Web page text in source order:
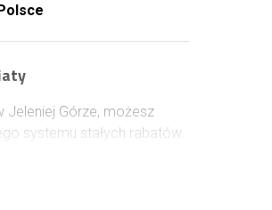
Jeleniej Górze, możesz
systemu stałych rabatów.